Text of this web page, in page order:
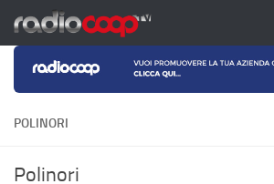
Salta al contenuto
POLINORI
Polinori